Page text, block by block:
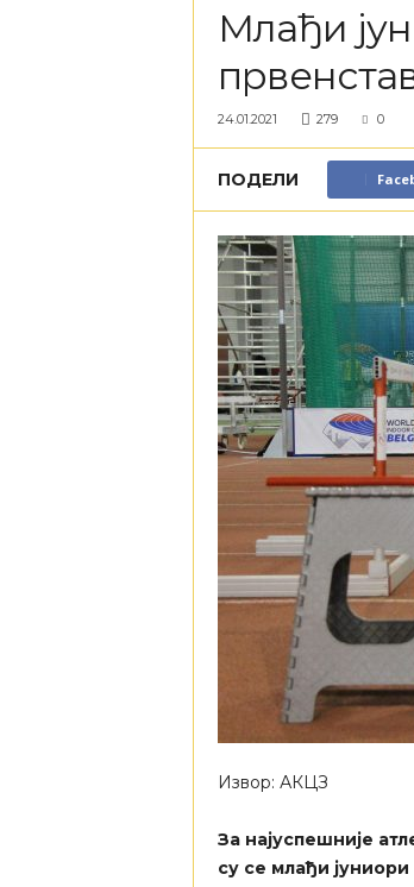
Млађи
24.01.2021 279 0
ПОДЕЛИ
Извор: АКЦЗ
За најуспешније
су се млађи јуниори